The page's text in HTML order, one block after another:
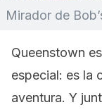
Mirador de
Queenstown
especial: es la
aventura. Y